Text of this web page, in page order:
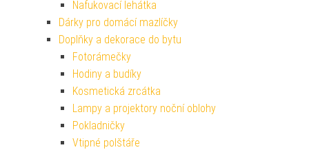
Nafukovací lehátka
Dárky pro domácí mazlíčky
Doplňky a dekorace do bytu
Fotorámečky
Hodiny a budíky
Kosmetická zrcátka
Lampy a projektory noční oblohy
Pokladničky
Vtipné polštáře